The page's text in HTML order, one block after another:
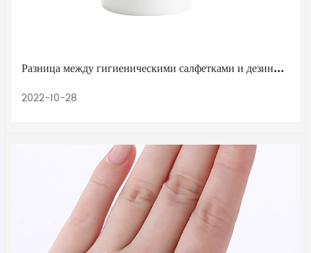
Разница между гигиеническими салфетками и дезинфицирующими салфетками
2022-10-28